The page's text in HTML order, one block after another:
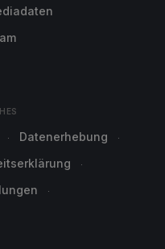
Datenerhebung